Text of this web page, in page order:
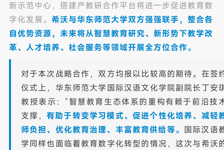
新示范中心，搭建产教研合作平台将进一步促进教育数
字化发展。 希沃与华东师范大学双方强强联手，整合各
自优势资源，未来将从智慧教育研究、新形势下教学改
革、人才培养、社会服务等领域开展全方位合作。
对于本次战略合作，双方均报以比较高的期待。在签
仪式上，华东师范大学国际汉语文化学院副院长丁安
教授表示：“智慧教育生态体系的重构有赖于前沿技
支撑， 有助于转变学习模式、促进个性化培养、减轻
师负担、优化教育治理、丰富教育供给等。 国际汉语
学同样也面临着教育数字化转型的情况，这次与希沃